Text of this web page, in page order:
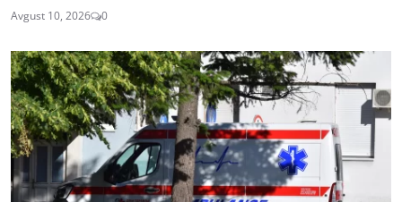
Avgust 10, 2026 0